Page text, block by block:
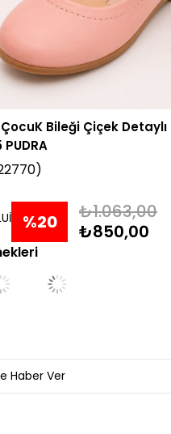
ÇocuK Bileği Çiçek Detaylı
%20
İndirim
₺1.063,00
₺850,00
Haber Ver